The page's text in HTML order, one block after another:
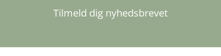
Tilmeld dig nyhedsbrevet